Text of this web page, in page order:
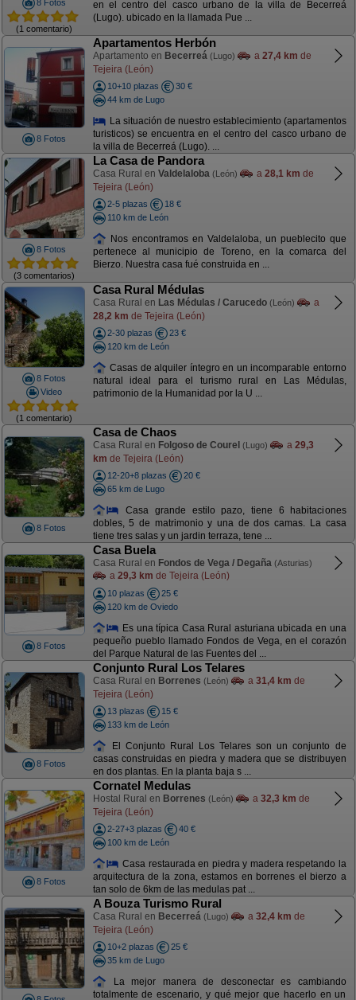
8 Fotos
(1 comentario)
en el centro del casco urbano de la villa de Becerreá
(Lugo). ubicado en la llamada Pue ...
8 Fotos
Apartamentos Herbón
Apartamento en Becerreá (Lugo) a 27,4 km de
Tejeira (León)
10+10 plazas
30 €
44 km de Lugo
La situación de nuestro establecimiento (apartamentos
turisticos) se encuentra en el centro del casco urbano de
la villa de Becerreá (Lugo). ...
8 Fotos
(3 comentarios)
La Casa de Pandora
Casa Rural en Valdelaloba (León) a 28,1 km de
Tejeira (León)
2-5 plazas
18 €
110 km de León
Nos encontramos en Valdelaloba, un pueblecito que
pertenece al municipio de Toreno, en la comarca del
Bierzo. Nuestra casa fué construida en ...
8 Fotos
Video
(1 comentario)
Casa Rural Médulas
Casa Rural en Las Médulas / Carucedo (León)
a
28,2 km de Tejeira (León)
2-30 plazas
23 €
120 km de León
Casas de alquiler íntegro en un incomparable entorno
natural ideal para el turismo rural en Las Médulas,
patrimonio de la Humanidad por la U ...
8 Fotos
Casa de Chaos
Casa Rural en Folgoso de Courel (Lugo) a 29,3
km de Tejeira (León)
12-20+8 plazas
20 €
65 km de Lugo
Casa grande estilo pazo, tiene 6 habitaciones
dobles, 5 de matrimonio y una de dos camas. La casa
tiene tres salas y un jardin terraza, tene ...
8 Fotos
Casa Buela
Casa Rural en Fondos de Vega / Degaña (Asturias)
a 29,3 km de Tejeira (León)
10 plazas
25 €
120 km de Oviedo
Es una típica Casa Rural asturiana ubicada en una
pequeño pueblo llamado Fondos de Vega, en el corazón
del Parque Natural de las Fuentes del ...
8 Fotos
Conjunto Rural Los Telares
Casa Rural en Borrenes (León) a 31,4 km de
Tejeira (León)
13 plazas
15 €
133 km de León
El Conjunto Rural Los Telares son un conjunto de
casas construidas en piedra y madera que se distribuyen
en dos plantas. En la planta baja s ...
8 Fotos
Cornatel Medulas
Hostal Rural en Borrenes (León) a 32,3 km de
Tejeira (León)
2-27+3 plazas
40 €
100 km de León
Casa restaurada en piedra y madera respetando la
arquitectura de la zona, estamos en borrenes el bierzo a
tan solo de 6km de las medulas pat ...
A Bouza Turismo Rural
Casa Rural en Becerreá (Lugo) a 32,4 km de
Tejeira (León)
10+2 plazas
25 €
35 km de Lugo
La mejor manera de desconectar es cambiando
totalmente de escenario, y qué mejor que hacerlo en un